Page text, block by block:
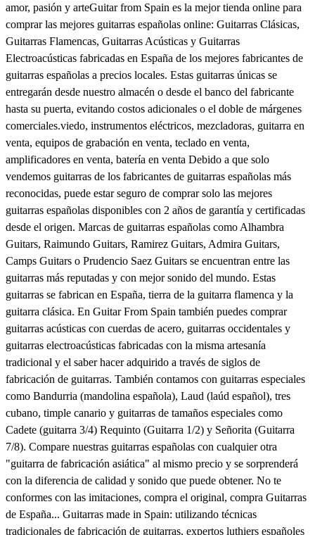
amor, pasión y arteGuitar from Spain es la mejor tienda online para
comprar las mejores guitarras españolas online: Guitarras Clásicas,
Guitarras Flamencas, Guitarras Acústicas y Guitarras
Electroacústicas fabricadas en España de los mejores fabricantes de
guitarras españolas a precios locales. Estas guitarras únicas se
entregarán desde nuestro almacén o desde el banco del fabricante
hasta su puerta, evitando costos adicionales o el doble de márgenes
comerciales.viedo, instrumentos eléctricos, mezcladoras, guitarra en
venta, equipos de grabación en venta, teclado en venta,
amplificadores en venta, batería en venta Debido a que solo
vendemos guitarras de los fabricantes de guitarras españolas más
reconocidas, puede estar seguro de comprar solo las mejores
guitarras españolas disponibles con 2 años de garantía y certificadas
desde el origen. Marcas de guitarras españolas como Alhambra
Guitars, Raimundo Guitars, Ramirez Guitars, Admira Guitars,
Camps Guitars o Prudencio Saez Guitars se encuentran entre las
guitarras más reputadas y con mejor sonido del mundo. Estas
guitarras se fabrican en España, tierra de la guitarra flamenca y la
guitarra clásica. En Guitar From Spain también puedes comprar
guitarras acústicas con cuerdas de acero, guitarras occidentales y
guitarras electroacústicas fabricadas con la misma artesanía
tradicional y el saber hacer adquirido a través de siglos de
fabricación de guitarras. También contamos con guitarras especiales
como Bandurria (mandolina española), Laud (laúd español), tres
cubano, timple canario y guitarras de tamaños especiales como
Cadete (guitarra 3/4) Requinto (Guitarra 1/2) y Señorita (Guitarra
7/8). Compare nuestras guitarras españolas con cualquier otra
"guitarra de fabricación asiática" al mismo precio y se sorprenderá
con la diferencia de calidad y sonido que puede obtener. No te
conformes con las imitaciones, compra el original, compra Guitarras
de España... Guitarras made in Spain: utilizando técnicas
tradicionales de fabricación de guitarras, expertos luthiers españoles